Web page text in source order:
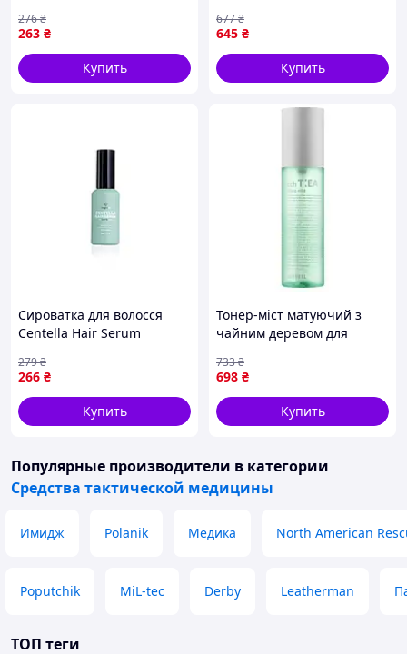
Farmstay Moisture Soothing
Gel Snail 300ml
263 ₴
276₴
Купить
645 ₴
677₴
Купить
Сироватка для волосся
Centella Hair Serum
266 ₴
279₴
Купить
Тонер-міст матуючий з
чайним деревом для
Tea Mattifying Mist 100ml
698 ₴
733₴
Купить
Популярные производители в категории
Средства тактической медицины
Имидж Polanik Медика North American
Poputchik MiL-tec Derby Leatherman
ТОП теги